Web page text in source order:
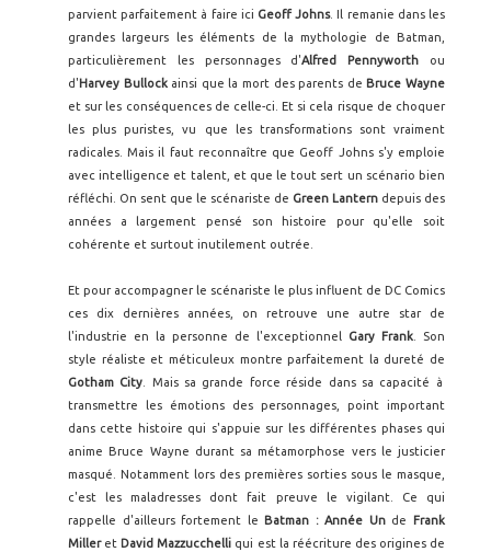
parvient parfaitement à faire ici Geoff Johns. Il remanie dans les
grandes largeurs les éléments de la mythologie de Batman,
particulièrement les personnages d'Alfred Pennyworth ou
d'Harvey Bullockainsi que la mort des parents de Bruce Wayne
et sur les conséquences de celle-ci. Et si cela risque de choquer
les plus puristes, vu que les transformations sont vraiment
radicales. Mais il faut reconnaître que Geoff Johns s'y emploie
avec intelligence et talent, et que le tout sert un scénario bien
réfléchi. On sent que le scénariste de Green Lantern depuis des
années a largement pensé son histoire pour qu'elle soit
cohérente et surtout inutilement outrée.
Et pour accompagner le scénariste le plus influent de DC Comics
ces dix dernières années, on retrouve une autre star de
l'industrie en la personne de l'exceptionnel Gary Frank . Son
style réaliste et méticuleux montre parfaitement la dureté de
Gotham City . Mais sa grande force réside dans sa capacité à
transmettre les émotions des personnages, point important
dans cette histoire qui s'appuie sur les différentes phases qui
anime Bruce Wayne durant sa métamorphose vers le justicier
masqué. Notamment lors des premières sorties sous le masque,
c'est les maladresses dont fait preuve le vigilant. Ce qui
rappelle d'ailleurs fortement le Batman : Année Unde Frank
Milleret David Mazzucchelli qui est la réécriture des origines de